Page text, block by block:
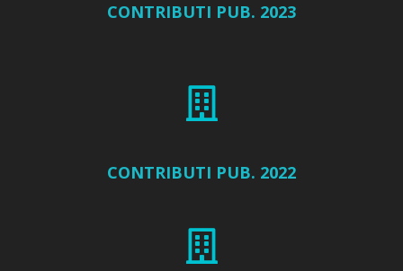
CONTRIBUTI PUB. 2023
CONTRIBUTI PUB. 2022